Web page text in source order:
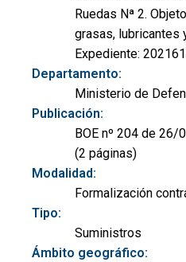
Ruedas Nª 2.
grasas, lubricantes
Expediente:
Departamento:
Ministerio de
Publicación:
BOE nº 204 de
(2 páginas)
Modalidad:
Formalización
Tipo:
Suministros
Ámbito geográfico: